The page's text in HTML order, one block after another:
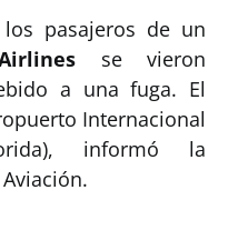
pasajeros de un
se vieron
a una fuga. El
Internacional
informó la